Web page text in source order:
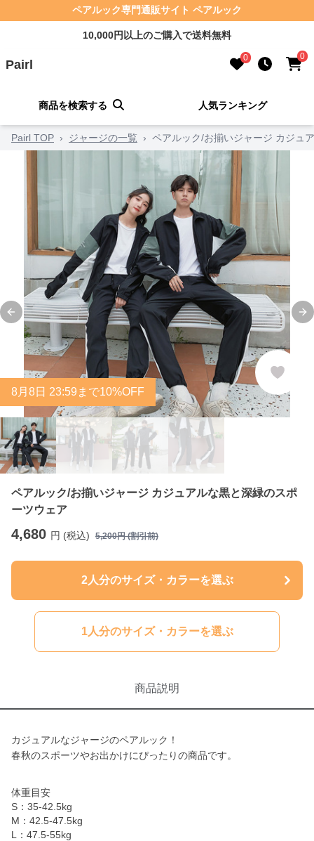
ペアルック専門通販サイト ペアルック
10,000円以上のご購入で送料無料
Pairl 0 0
商品を検索する 人気ランキング
Pairl TOP › ジャージの一覧 › ペアルック/お揃いジャージ カジュ
Previous slide
8月 8日 23:59まで10%OFF
ペアルック/お揃いジャージ カジュアルな黒と深緑のスポ
ーツウェア
4,680 円 (税込) 5,200円 (割引前)
2人分のサイズ・カラーを選ぶ
1人分のサイズ・カラーを選ぶ
商品説明
カジュアルなジャージのペアルック！
春秋のスポーツやお出かけにぴったりの商品です。
体重目安
S：35-42.5kg
M：42.5-47.5kg
L：47.5-55kg